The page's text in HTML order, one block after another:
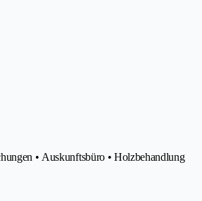
• Auskunftsbüro • Holzbehandlung